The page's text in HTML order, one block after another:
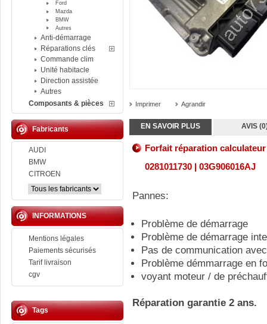
Ford
Mazda
BMW
Autres
Anti-démarrage
Réparations clés
Commande clim
Unité habitacle
Direction assistée
Autres
Composants & pièces
Fabricants
AUDI
BMW
CITROEN
INFORMATIONS
Mentions légales
Paiements sécurisés
Tarif livraison
cgv
Tags
Imprimer Agrandir
EN SAVOIR PLUS AVIS
Forfait réparation
0281011730 | 03G906016AJ
Pannes:
Problème de démarrage
Problème de démarrage
Pas de communication
Problème démmarrage en
voyant moteur / de
Réparation garantie 2 ans.